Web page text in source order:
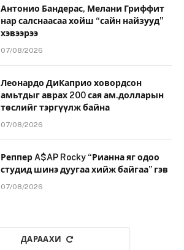
Антонио Бандерас, Мелани Гриффит
нар салснаасаа хойш “сайн найзууд”
хэвээрээ
07/08/2026
Леонардо ДиКаприо ховордсон
амьтдыг аврах 200 сая ам.долларын
төслийг тэргүүлж байна
07/08/2026
Реппер A$AP Rocky “Рианна яг одоо
студид шинэ дуугаа хийж байгаа” гэв
07/08/2026
ДАРААХИ